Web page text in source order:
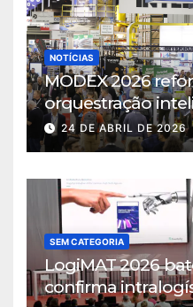
NOTÍCIAS
MODEX 2026
orquestração
intralogística
24 DE ABRIL DE 2026
SEM CATEGORIA
LogiMAT 2026
confirma